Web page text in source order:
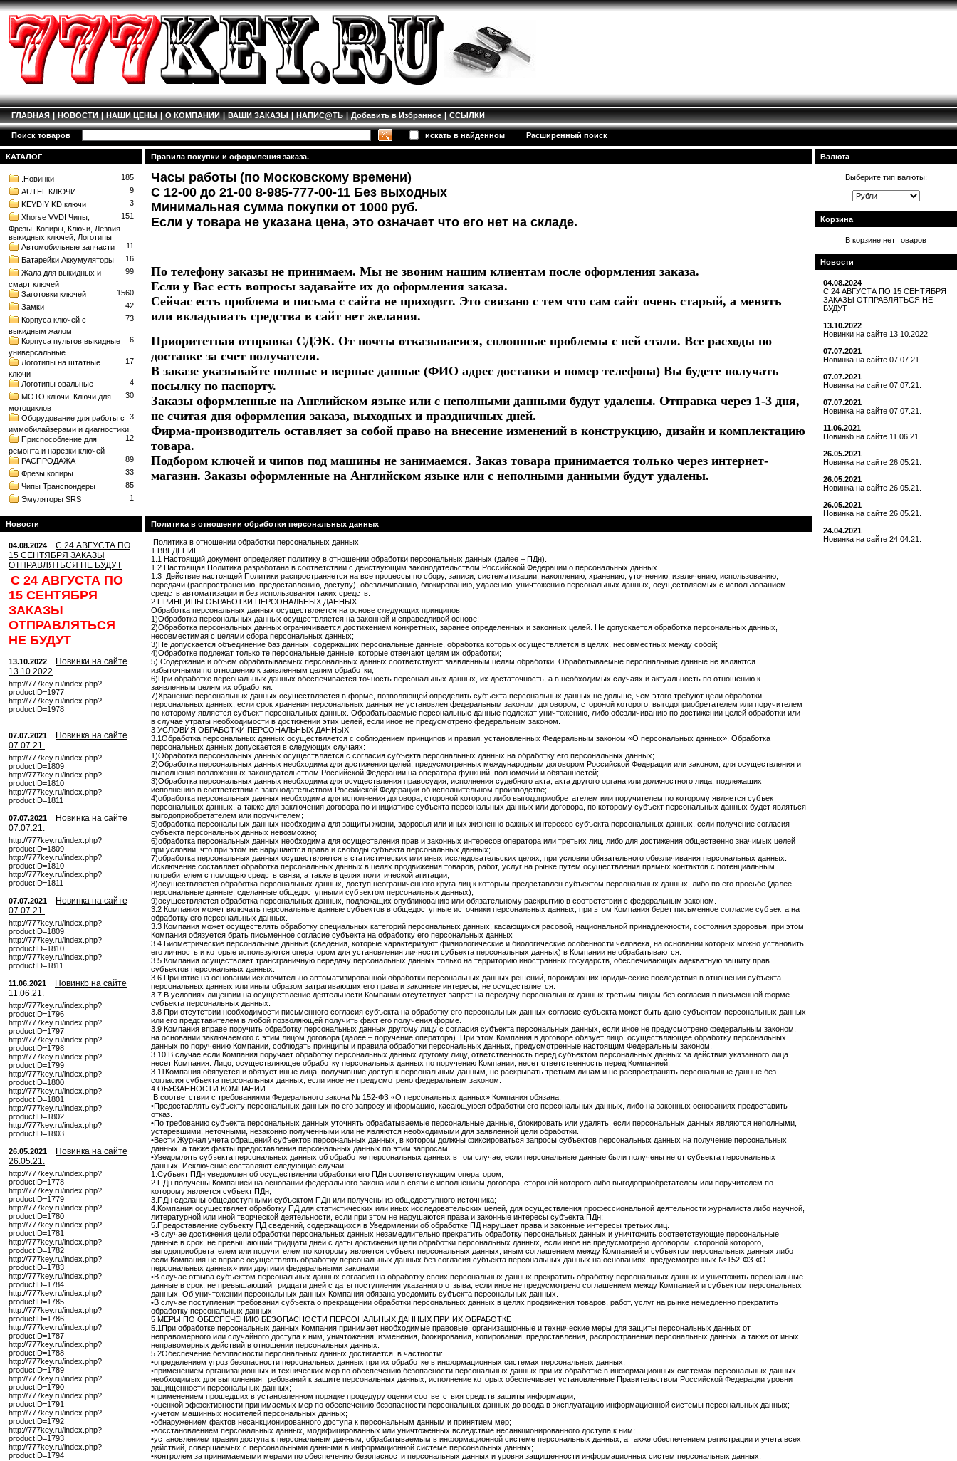
ГЛАВНАЯ | НОВОСТИ | НАШИ ЦЕНЫ | О КОМПАНИИ | ВАШИ ЗАКАЗЫ | НАПИС@ТЬ | Добавить в Избранное | ССЫЛКИ
Поиск товаров искать в найденном Расширенный поиск
КАТАЛОГ
185
.Новинки
9
AUTEL КЛЮЧИ
3
KEYDIY KD ключи
151
Xhorse VVDI Чипы,
Фрезы, Копиры, Ключи, Лезвия
выкидных ключей, Логотипы
11
Автомобильные запчасти
16
Батарейки Аккумуляторы
99
Жала для выкидных и
смарт ключей
1560
Заготовки ключей
42
Замки
73
Корпуса ключей с
выкидным жалом
6
Корпуса пультов выкидные
универсальные
17
Логотипы на штатные
ключи
4
Логотипы овальные
30
МОТО ключи. Ключи для
мотоциклов
3
Оборудование для работы с
иммобилайзерами и диагностики.
12
Приспособление для
ремонта и нарезки ключей
89
РАСПРОДАЖА
33
Фрезы копиры
85
Чипы Транспондеры
1
Эмуляторы SRS
Новости
04.08.2024
С 24 АВГУСТА ПО
15 СЕНТЯБРЯ ЗАКАЗЫ
ОТПРАВЛЯТЬСЯ НЕ БУДУТ
С 24 АВГУСТА ПО
15 СЕНТЯБРЯ
ЗАКАЗЫ
ОТПРАВЛЯТЬСЯ
НЕ БУДУТ
13.10.2022
Новинки на сайте
13.10.2022
http://777key.ru/index.php?
productID=1977
http://777key.ru/index.php?
productID=1978
07.07.2021
Новинка на сайте
07.07.21.
http://777key.ru/index.php?
productID=1809
http://777key.ru/index.php?
productID=1810
http://777key.ru/index.php?
productID=1811
07.07.2021
Новинка на сайте
07.07.21.
http://777key.ru/index.php?
productID=1809
http://777key.ru/index.php?
productID=1810
http://777key.ru/index.php?
productID=1811
07.07.2021
Новинка на сайте
07.07.21.
http://777key.ru/index.php?
productID=1809
http://777key.ru/index.php?
productID=1810
http://777key.ru/index.php?
productID=1811
11.06.2021
Новинкb на сайте
11.06.21.
http://777key.ru/index.php?
productID=1796
http://777key.ru/index.php?
productID=1797
http://777key.ru/index.php?
productID=1798
http://777key.ru/index.php?
productID=1799
http://777key.ru/index.php?
productID=1800
http://777key.ru/index.php?
productID=1801
http://777key.ru/index.php?
productID=1802
http://777key.ru/index.php?
productID=1803
26.05.2021
Новинка на сайте
26.05.21.
http://777key.ru/index.php?
productID=1778
http://777key.ru/index.php?
productID=1779
http://777key.ru/index.php?
productID=1780
http://777key.ru/index.php?
productID=1781
http://777key.ru/index.php?
productID=1782
http://777key.ru/index.php?
productID=1783
http://777key.ru/index.php?
productID=1784
http://777key.ru/index.php?
productID=1785
http://777key.ru/index.php?
productID=1786
http://777key.ru/index.php?
productID=1787
http://777key.ru/index.php?
productID=1788
http://777key.ru/index.php?
productID=1789
http://777key.ru/index.php?
productID=1790
http://777key.ru/index.php?
productID=1791
http://777key.ru/index.php?
productID=1792
http://777key.ru/index.php?
productID=1793
http://777key.ru/index.php?
productID=1794
Правила покупки и оформления заказа.
Часы работы (по Московскому времени)
C 12-00 до 21-00 8-985-777-00-11 Без выходных
Минимальная сумма покупки от 1000 руб.
Если у товара не указана цена, это означает что его нет на складе.
По телефону заказы не принимаем. Мы не звоним нашим клиентам после оформления заказа.
Если у Вас есть вопросы задавайте их до оформления заказа.
Сейчас есть проблема и письма с сайта не приходят. Это связано с тем что сам сайт очень старый, а менять
или вкладывать средства в сайт нет желания.
Приоритетная отправка СДЭК. От почты отказываеися, сплошные проблемы с ней стали. Все расходы по
доставке за счет получателя.
В заказе указывайте полные и верные данные (ФИО адрес доставки и номер телефона) Вы будете получать
посылку по паспорту.
Заказы оформленные на Английском языке или с неполными данными будут удалены. Отправка через 1-3 дня,
не считая дня оформления заказа, выходных и праздничных дней.
Фирма-производитель оставляет за собой право на внесение изменений в конструкцию, дизайн и комплектацию
товара.
Подбором ключей и чипов под машины не занимаемся. Заказ товара принимается только через интернет-
магазин. Заказы оформленные на Английском языке или с неполными данными будут удалены.
Политика в отношении обработки персональных данных
Политика в отношении обработки персональных данных
1 ВВЕДЕНИЕ
1.1 Настоящий документ определяет политику в отношении обработки персональных данных (далее – ПДн).
1.2 Настоящая Политика разработана в соответствии с действующим законодательством Российской Федерации о персональных данных.
1.3 Действие настоящей Политики распространяется на все процессы по сбору, записи, систематизации, накоплению, хранению, уточнению, извлечению, использованию,
передачи (распространению, предоставлению, доступу), обезличиванию, блокированию, удалению, уничтожению персональных данных, осуществляемых с использованием
средств автоматизации и без использования таких средств.
2 ПРИНЦИПЫ ОБРАБОТКИ ПЕРСОНАЛЬНЫХ ДАННЫХ
Обработка персональных данных осуществляется на основе следующих принципов:
1)Обработка персональных данных осуществляется на законной и справедливой основе;
2)Обработка персональных данных ограничивается достижением конкретных, заранее определенных и законных целей. Не допускается обработка персональных данных,
несовместимая с целями сбора персональных данных;
3)Не допускается объединение баз данных, содержащих персональные данные, обработка которых осуществляется в целях, несовместных между собой;
4)Обработке подлежат только те персональные данные, которые отвечают целям их обработки;
5) Содержание и объем обрабатываемых персональных данных соответствуют заявленным целям обработки. Обрабатываемые персональные данные не являются
избыточными по отношению к заявленным целям обработки;
6)При обработке персональных данных обеспечивается точность персональных данных, их достаточность, а в необходимых случаях и актуальность по отношению к
заявленным целям их обработки.
7)Хранение персональных данных осуществляется в форме, позволяющей определить субъекта персональных данных не дольше, чем этого требуют цели обработки
персональных данных, если срок хранения персональных данных не установлен федеральным законом, договором, стороной которого, выгодоприобретателем или поручителем
по которому является субъект персональных данных. Обрабатываемые персональные данные подлежат уничтожению, либо обезличиванию по достижении целей обработки или
в случае утраты необходимости в достижении этих целей, если иное не предусмотрено федеральным законом.
3 УСЛОВИЯ ОБРАБОТКИ ПЕРСОНАЛЬНЫХ ДАННЫХ
3.1Обработка персональных данных осуществляется с соблюдением принципов и правил, установленных Федеральным законом «О персональных данных». Обработка
персональных данных допускается в следующих случаях:
1)Обработка персональных данных осуществляется с согласия субъекта персональных данных на обработку его персональных данных;
2)Обработка персональных данных необходима для достижения целей, предусмотренных международным договором Российской Федерации или законом, для осуществления и
выполнения возложенных законодательством Российской Федерации на оператора функций, полномочий и обязанностей;
3)Обработка персональных данных необходима для осуществления правосудия, исполнения судебного акта, акта другого органа или должностного лица, подлежащих
исполнению в соответствии с законодательством Российской Федерации об исполнительном производстве;
4)обработка персональных данных необходима для исполнения договора, стороной которого либо выгодоприобретателем или поручителем по которому является субъект
персональных данных, а также для заключения договора по инициативе субъекта персональных данных или договора, по которому субъект персональных данных будет являться
выгодоприобретателем или поручителем;
5)обработка персональных данных необходима для защиты жизни, здоровья или иных жизненно важных интересов субъекта персональных данных, если получение согласия
субъекта персональных данных невозможно;
6)обработка персональных данных необходима для осуществления прав и законных интересов оператора или третьих лиц, либо для достижения общественно значимых целей
при условии, что при этом не нарушаются права и свободы субъекта персональных данных;
7)обработка персональных данных осуществляется в статистических или иных исследовательских целях, при условии обязательного обезличивания персональных данных.
Исключение составляет обработка персональных данных в целях продвижения товаров, работ, услуг на рынке путем осуществления прямых контактов с потенциальным
потребителем с помощью средств связи, а также в целях политической агитации;
8)осуществляется обработка персональных данных, доступ неограниченного круга лиц к которым предоставлен субъектом персональных данных, либо по его просьбе (далее –
персональные данные, сделанные общедоступными субъектом персональных данных);
9)осуществляется обработка персональных данных, подлежащих опубликованию или обязательному раскрытию в соответствии с федеральным законом.
3.2 Компания может включать персональные данные субъектов в общедоступные источники персональных данных, при этом Компания берет письменное согласие субъекта на
обработку его персональных данных.
3.3 Компания может осуществлять обработку специальных категорий персональных данных, касающихся расовой, национальной принадлежности, состояния здоровья, при этом
Компания обязуется брать письменное согласие субъекта на обработку его персональных данных
3.4 Биометрические персональные данные (сведения, которые характеризуют физиологические и биологические особенности человека, на основании которых можно установить
его личность и которые используются оператором для установления личности субъекта персональных данных) в Компании не обрабатываются.
3.5 Компания осуществляет трансграничную передачу персональных данных только на территорию иностранных государств, обеспечивающих адекватную защиту прав
субъектов персональных данных.
3.6 Принятие на основании исключительно автоматизированной обработки персональных данных решений, порождающих юридические последствия в отношении субъекта
персональных данных или иным образом затрагивающих его права и законные интересы, не осуществляется.
3.7 В условиях лицензии на осуществление деятельности Компании отсутствует запрет на передачу персональных данных третьим лицам без согласия в письменной форме
субъекта персональных данных.
3.8 При отсутствии необходимости письменного согласия субъекта на обработку его персональных данных согласие субъекта может быть дано субъектом персональных данных
или его представителем в любой позволяющей получить факт его получения форме.
3.9 Компания вправе поручить обработку персональных данных другому лицу с согласия субъекта персональных данных, если иное не предусмотрено федеральным законом,
на основании заключаемого с этим лицом договора (далее – поручение оператора). При этом Компания в договоре обязует лицо, осуществляющее обработку персональных
данных по поручению Компании, соблюдать принципы и правила обработки персональных данных, предусмотренные настоящим Федеральным законом.
3.10 В случае если Компания поручает обработку персональных данных другому лицу, ответственность перед субъектом персональных данных за действия указанного лица
несет Компания. Лицо, осуществляющее обработку персональных данных по поручению Компании, несет ответственность перед Компанией.
3.11Компания обязуется и обязует иные лица, получившие доступ к персональным данным, не раскрывать третьим лицам и не распространять персональные данные без
согласия субъекта персональных данных, если иное не предусмотрено федеральным законом.
4 ОБЯЗАННОСТИ КОМПАНИИ
В соответствии с требованиями Федерального закона № 152-ФЗ «О персональных данных» Компания обязана:
•Предоставлять субъекту персональных данных по его запросу информацию, касающуюся обработки его персональных данных, либо на законных основаниях предоставить
отказ.
•По требованию субъекта персональных данных уточнять обрабатываемые персональные данные, блокировать или удалять, если персональных данных являются неполными,
устаревшими, неточными, незаконно полученными или не являются необходимыми для заявленной цели обработки.
•Вести Журнал учета обращений субъектов персональных данных, в котором должны фиксироваться запросы субъектов персональных данных на получение персональных
данных, а также факты предоставления персональных данных по этим запросам.
•Уведомлять субъекта персональных данных об обработке персональных данных в том случае, если персональные данные были получены не от субъекта персональных
данных. Исключение составляют следующие случаи:
1.Субъект ПДн уведомлен об осуществлении обработки его ПДн соответствующим оператором;
2.ПДн получены Компанией на основании федерального закона или в связи с исполнением договора, стороной которого либо выгодоприобретателем или поручителем по
которому является субъект ПДн;
3.ПДн сделаны общедоступными субъектом ПДн или получены из общедоступного источника;
4.Компания осуществляет обработку ПД для статистических или иных исследовательских целей, для осуществления профессиональной деятельности журналиста либо научной,
литературной или иной творческой деятельности, если при этом не нарушаются права и законные интересы субъекта ПДн;
5.Предоставление субъекту ПД сведений, содержащихся в Уведомлении об обработке ПД нарушает права и законные интересы третьих лиц.
•В случае достижения цели обработки персональных данных незамедлительно прекратить обработку персональных данных и уничтожить соответствующие персональные
данные в срок, не превышающий тридцати дней с даты достижения цели обработки персональных данных, если иное не предусмотрено договором, стороной которого,
выгодоприобретателем или поручителем по которому является субъект персональных данных, иным соглашением между Компанией и субъектом персональных данных либо
если Компания не вправе осуществлять обработку персональных данных без согласия субъекта персональных данных на основаниях, предусмотренных №152-ФЗ «О
персональных данных» или другими федеральными законами.
•В случае отзыва субъектом персональных данных согласия на обработку своих персональных данных прекратить обработку персональных данных и уничтожить персональные
данные в срок, не превышающий тридцати дней с даты поступления указанного отзыва, если иное не предусмотрено соглашением между Компанией и субъектом персональных
данных. Об уничтожении персональных данных Компания обязана уведомить субъекта персональных данных.
•В случае поступления требования субъекта о прекращении обработки персональных данных в целях продвижения товаров, работ, услуг на рынке немедленно прекратить
обработку персональных данных.
5 МЕРЫ ПО ОБЕСПЕЧЕНИЮ БЕЗОПАСНОСТИ ПЕРСОНАЛЬНЫХ ДАННЫХ ПРИ ИХ ОБРАБОТКЕ
5.1При обработке персональных данных Компания принимает необходимые правовые, организационные и технические меры для защиты персональных данных от
неправомерного или случайного доступа к ним, уничтожения, изменения, блокирования, копирования, предоставления, распространения персональных данных, а также от иных
неправомерных действий в отношении персональных данных.
5.2Обеспечение безопасности персональных данных достигается, в частности:
•определением угроз безопасности персональных данных при их обработке в информационных системах персональных данных;
•применением организационных и технических мер по обеспечению безопасности персональных данных при их обработке в информационных системах персональных данных,
необходимых для выполнения требований к защите персональных данных, исполнение которых обеспечивает установленные Правительством Российской Федерации уровни
защищенности персональных данных;
•применением прошедших в установленном порядке процедуру оценки соответствия средств защиты информации;
•оценкой эффективности принимаемых мер по обеспечению безопасности персональных данных до ввода в эксплуатацию информационной системы персональных данных;
•учетом машинных носителей персональных данных;
•обнаружением фактов несанкционированного доступа к персональным данным и принятием мер;
•восстановлением персональных данных, модифицированных или уничтоженных вследствие несанкционированного доступа к ним;
•установлением правил доступа к персональным данным, обрабатываемым в информационной системе персональных данных, а также обеспечением регистрации и учета всех
действий, совершаемых с персональными данными в информационной системе персональных данных;
•контролем за принимаемыми мерами по обеспечению безопасности персональных данных и уровня защищенности информационных систем персональных данных.
Валюта
Выберите тип валюты:
Корзина
В корзине нет товаров
Новости
04.08.2024
С 24 АВГУСТА ПО 15 СЕНТЯБРЯ
ЗАКАЗЫ ОТПРАВЛЯТЬСЯ НЕ
БУДУТ
13.10.2022
Новинки на сайте 13.10.2022
07.07.2021
Новинка на сайте 07.07.21.
07.07.2021
Новинка на сайте 07.07.21.
07.07.2021
Новинка на сайте 07.07.21.
11.06.2021
Новинкb на сайте 11.06.21.
26.05.2021
Новинка на сайте 26.05.21.
26.05.2021
Новинка на сайте 26.05.21.
26.05.2021
Новинка на сайте 26.05.21.
24.04.2021
Новинка на сайте 24.04.21.